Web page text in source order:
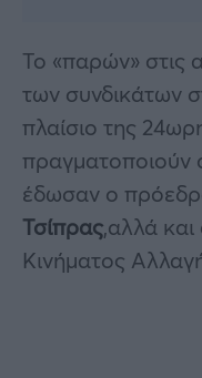
Το «παρών» στις
των συνδικάτων
πλαίσιο της
έδωσαν ο
Τσίπρας,αλλά
Κινήματος